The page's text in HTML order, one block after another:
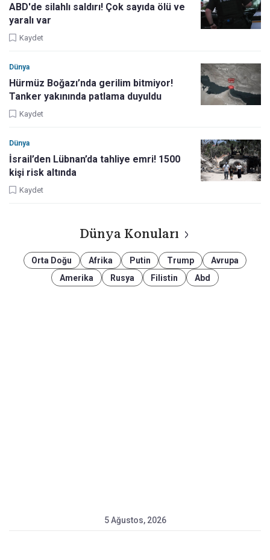
ABD'de silahlı saldırı! Çok sayıda ölü ve
yaralı var
Kaydet
Dünya
Hürmüz Boğazı’nda gerilim bitmiyor!
Tanker yakınında patlama duyuldu
Kaydet
Dünya
İsrail’den Lübnan’da tahliye emri! 1500
kişi risk altında
Kaydet
Dünya Konuları
Orta Doğu Afrika Putin Trump
Avrupa
Amerika
Rusya Filistin Abd
5 Ağustos, 2026